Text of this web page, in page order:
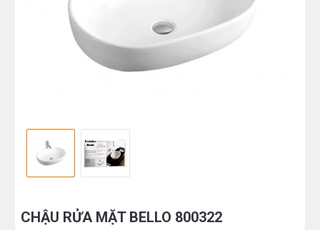
CHẬU RỬA MẶT BELLO 800322